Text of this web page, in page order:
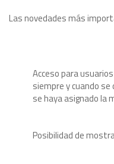
Las novedades más
Acceso para
siempre y cuando
se haya asignado la
Posibilidad de